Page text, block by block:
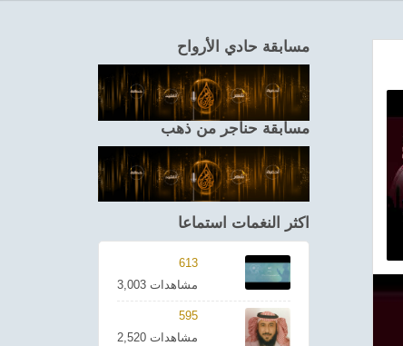
مسابقة حادي الأرواح
مسابقة حناجر من ذهب
اكثر النغمات استماعا
613
3,003 مشاهدات
595
2,520 مشاهدات